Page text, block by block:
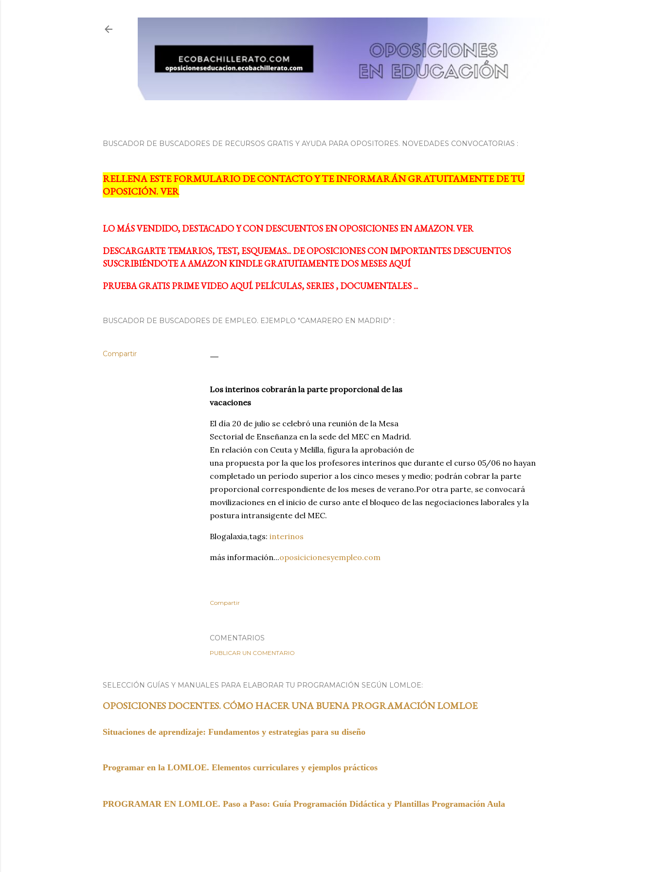
BUSCADOR DE BUSCADORES DE RECURSOS GRATIS Y AYUDA PARA OPOSITORES. NOVEDADES CONVOCATORIAS :
RELLENA ESTE FORMULARIO DE CONTACTO Y TE INFORMARÁN GRATUITAMENTE DE TU
OPOSICIÓN. VER
LO MÁS VENDIDO, DESTACADO Y CON DESCUENTOS EN OPOSICIONES EN AMAZON. VER
DESCARGARTE TEMARIOS, TEST, ESQUEMAS... DE OPOSICIONES CON IMPORTANTES DESCUENTOS
SUSCRIBIÉNDOTE A AMAZON KINDLE GRATUITAMENTE DOS MESES AQUÍ
PRUEBA GRATIS PRIME VIDEO AQUÍ. PELÍCULAS, SERIES , DOCUMENTALES ...
BUSCADOR DE BUSCADORES DE EMPLEO. EJEMPLO "CAMARERO EN MADRID" :
Compartir
Los interinos cobrarán la parte proporcional de las
vacaciones
El día 20 de julio se celebró una reunión de la Mesa
Sectorial de Enseñanza en la sede del MEC en Madrid.
En relación con Ceuta y Melilla, figura la aprobación de
una propuesta por la que los profesores interinos que durante el curso 05/06 no hayan
completado un período superior a los cinco meses y medio; podrán cobrar la parte
proporcional correspondiente de los meses de verano.Por otra parte, se convocará
movilizaciones en el inicio de curso ante el bloqueo de las negociaciones laborales y la
postura intransigente del MEC.
Blogalaxia,tags: interinos
más información...oposicicionesyempleo.com
Compartir
COMENTARIOS
PUBLICAR UN COMENTARIO
SELECCIÓN GUÍAS Y MANUALES PARA ELABORAR TU PROGRAMACIÓN SEGÚN LOMLOE:
OPOSICIONES DOCENTES. CÓMO HACER UNA BUENA PROGRAMACIÓN LOMLOE
Situaciones de aprendizaje: Fundamentos y estrategias para su diseño
Programar en la LOMLOE. Elementos curriculares y ejemplos prácticos
PROGRAMAR EN LOMLOE. Paso a Paso: Guía Programación Didáctica y Plantillas Programación Aula